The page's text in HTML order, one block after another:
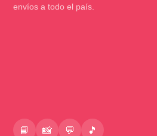
envíos a todo el país.
📘 📸 💬 🎵